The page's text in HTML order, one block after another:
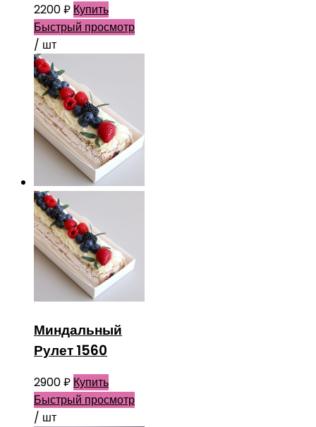
2200₽ Купить
Быстрый просмотр
/ шт
Миндальный
Рулет 1560
2900₽ Купить
Быстрый просмотр
/ шт